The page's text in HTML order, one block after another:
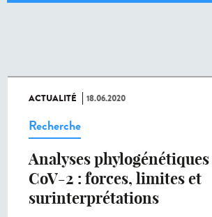
ACTUALITÉ 18.06.2020
Recherche
Analyses
CoV-2 : forces, limites et
surinterprétations